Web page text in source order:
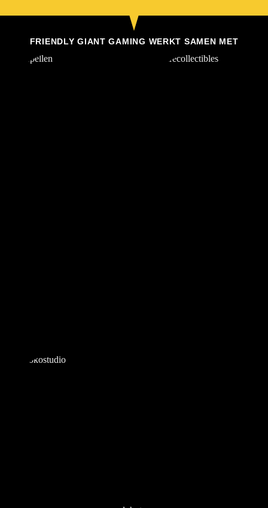
FRIENDLY GIANT GAMING WERKT SAMEN MET